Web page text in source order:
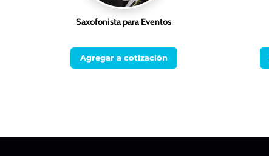
Saxofonista para Eventos
Agregar a cotización